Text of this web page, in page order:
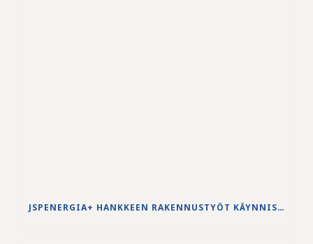
JSPENERGIA+ HANKKEEN RAKENNUSTYÖT KÄYNNISTYVÄT LOUHINTATÖILLÄ